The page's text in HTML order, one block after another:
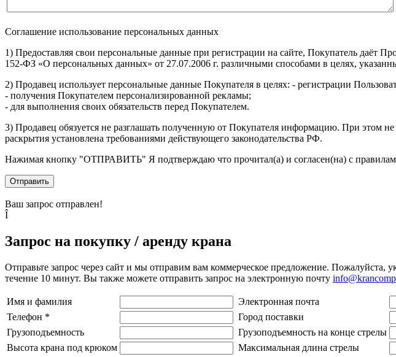
Соглашение использование персональных данных
1) Предоставляя свои персональные данные при регистрации на сайте, Покупатель даёт
152-ФЗ «О персональных данных» от 27.07.2006 г. различными способами в целях,
2) Продавец использует персональные данные Покупателя в целях: - регистрации
- получения Покупателем персонализированной рекламы;
- для выполнения своих обязательств перед Покупателем.
3) Продавец обязуется не разглашать полученную от Покупателя информацию. При этом не
раскрытия установлена требованиями действующего законодательства РФ.
Нажимая кнопку "ОТПРАВИТЬ" Я подтверждаю что прочитал(а) и согласен(на) с
Отправить
Ваш запрос отправлен!
Î
Запрос на покупку / аренду крана
Отправьте запрос через сайт и мы отправим вам коммерческое предложение. Пожалуйста,
течение 10 минут. Вы также можете отправить запрос на электронную почту
Имя и фамилия
Электронная почта
Телефон *
Город поставки
Грузоподъемность
Грузоподъемность на конце стрелы
Высота крана под крюком
Максимальная длина стрелы